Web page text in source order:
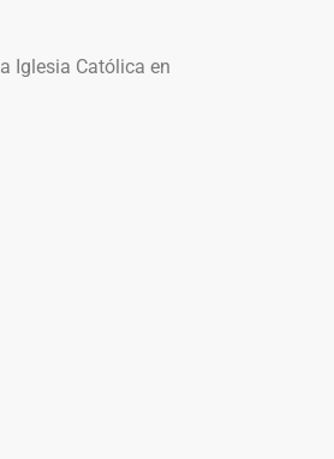
Iglesia Católica en